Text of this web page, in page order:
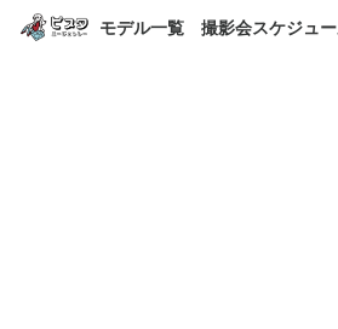
モデル一覧 撮影会スケジュ